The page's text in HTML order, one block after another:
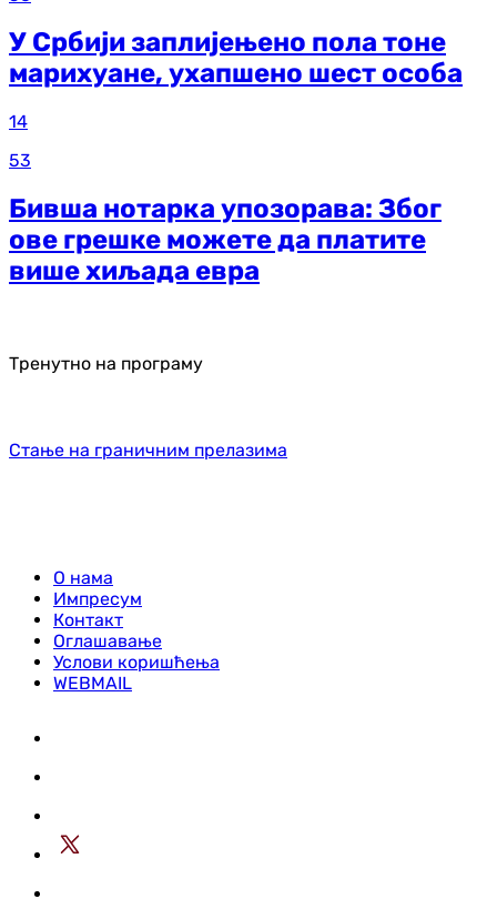
У Србији заплијењено пола тоне
марихуане, ухапшено шест особа
14
53
Бивша нотарка упозорава: Због
ове грешке можете да платите
више хиљада евра
Тренутно на програму
Стање на граничним прелазима
О нама
Импресум
Контакт
Оглашавање
Услови коришћења
WEBMAIL